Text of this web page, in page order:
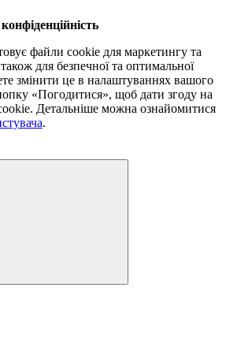
файли cookie для маркетингу та
для безпечної та оптимальної
змінити це в налаштуваннях вашого
«Погодитися», щоб дати згоду на
Детальніше можна ознайомитися
.